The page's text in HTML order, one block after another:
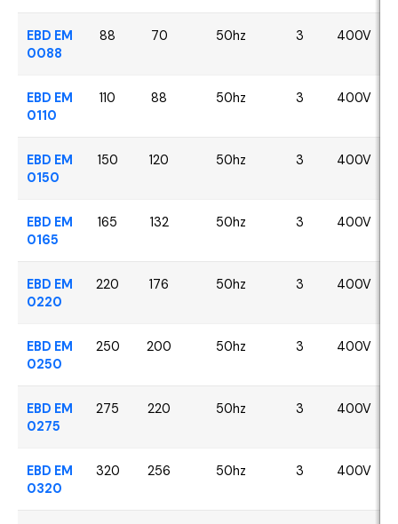
EBD EM
0088
88 70 50hz 3 400V
EBD EM
0110
110 88 50hz 3 400V
EBD EM
0150
150 120 50hz 3 400V
EBD EM
0165
165 132 50hz 3 400V
EBD EM
0220
220 176 50hz 3 400V
EBD EM
0250
250 200 50hz 3 400V
EBD EM
0275
275 220 50hz 3 400V
EBD EM
0320
320 256 50hz 3 400V